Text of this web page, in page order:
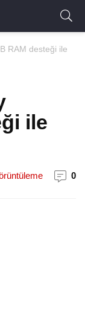
RAM desteği ile
ile
0